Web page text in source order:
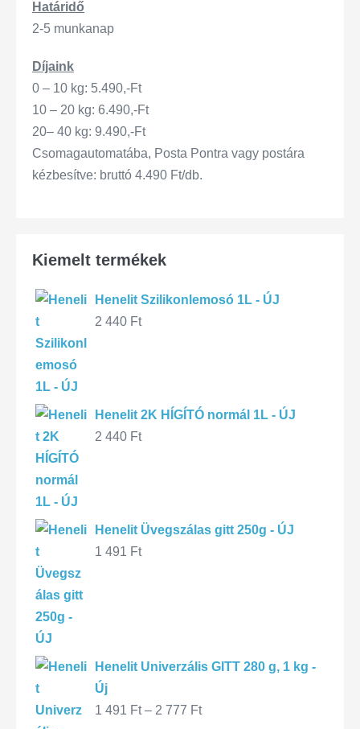
Határidő
2-5 munkanap
Díjaink
0 – 10 kg: 5.490,-Ft
10 – 20 kg: 6.490,-Ft
20– 40 kg: 9.490,-Ft
Csomagautomatába, Posta Pontra vagy postára
kézbesítve: bruttó 4.490 Ft/db.
Kiemelt termékek
Henelit Szilikonlemosó 1L - ÚJ
2 440 Ft
Henelit 2K HÍGÍTÓ normál 1L - ÚJ
2 440 Ft
Henelit Üvegszálas gitt 250g - ÚJ
1 491 Ft
Henelit Univerzális GITT 280 g, 1 kg -
Új
1 491 Ft – 2 777 Ft